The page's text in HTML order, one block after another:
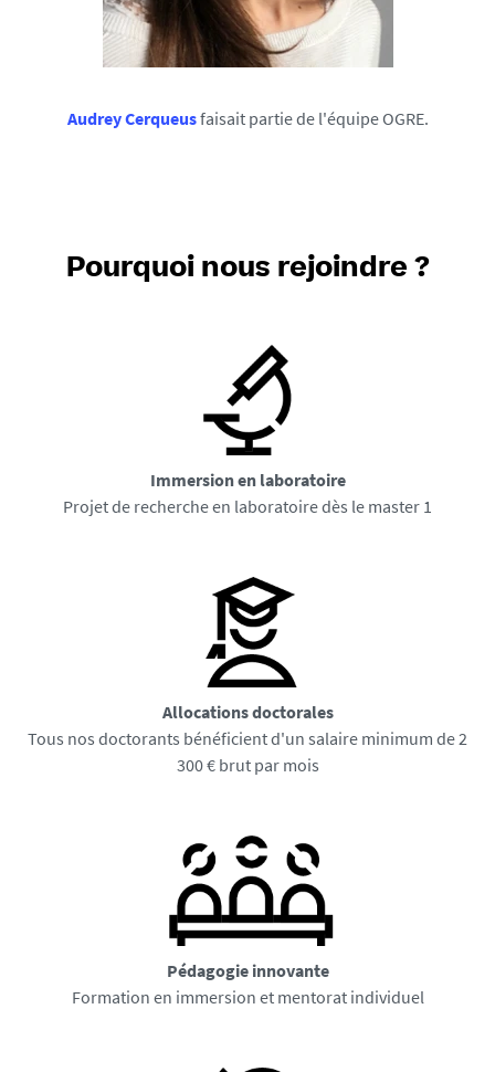
Audrey Cerqueusfaisait partie de l'équipe OGRE.
Pourquoi nous rejoindre ?
Immersion en laboratoire
Projet de recherche en laboratoire dès le master 1
Allocations doctorales
Tous nos doctorants bénéficient d'un salaire minimum de 2
300 € brut par mois
Pédagogie innovante
Formation en immersion et mentorat individuel